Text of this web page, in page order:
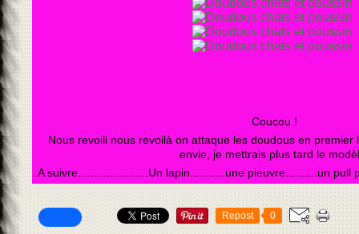
Coucou !
Nous revoili nous revoilà on attaque les doudous en
envie, je mettrais plus tard le
A suivre......................Un lapin...........une pieuvre..........un pull
Repost 0